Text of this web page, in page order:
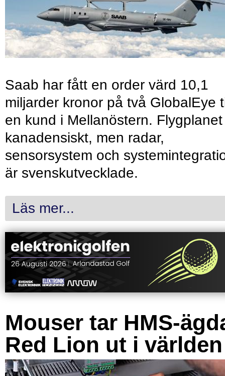
Saab har fått en order värd 10,1
miljarder kronor på två GlobalEye
en kund i Mellanöstern.
kanadensiskt, men radar,
sensorsystem och
är svenskutvecklade.
Läs mer...
Mouser tar HMS-
Red Lion ut i världen